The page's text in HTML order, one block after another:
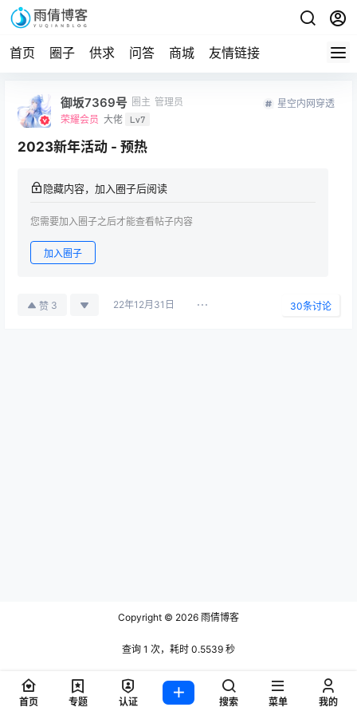
首页 圈子 供求 问答 商城 友情链接
御坂7369号 圈主 管理员
荣耀会员 大佬 Lv7
星空内网穿透
2023新年活动 - 预热
隐藏内容，加入圈子后阅读
您需要加入圈子之后才能查看帖子内容
加入圈子
赞 3 22年12月31日 30条讨论
Copyright © 2026 雨倩博客
查询 1 次，耗时 0.5539 秒
首页 专题 认证 搜索 菜单 我的